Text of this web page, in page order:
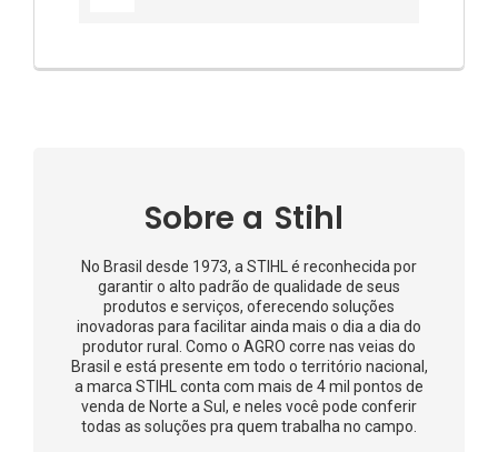
Sobre a Stihl
No Brasil desde 1973, a STIHL é reconhecida por
garantir o alto padrão de qualidade de seus
produtos e serviços, oferecendo soluções
inovadoras para facilitar ainda mais o dia a dia do
produtor rural. Como o AGRO corre nas veias do
Brasil e está presente em todo o território nacional,
a marca STIHL conta com mais de 4 mil pontos de
venda de Norte a Sul, e neles você pode conferir
todas as soluções pra quem trabalha no campo.